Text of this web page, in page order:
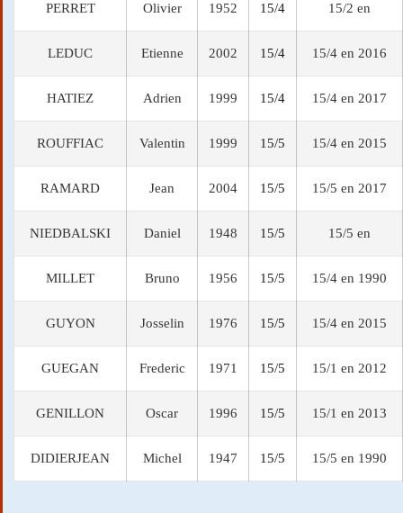
PERRET Olivier 1952 15/4 15/2 en
LEDUC Etienne 2002 15/4 15/4 en 2016
HATIEZ Adrien 1999 15/4 15/4 en 2017
ROUFFIAC Valentin 1999 15/5 15/4 en 2015
RAMARD Jean 2004 15/5 15/5 en 2017
NIEDBALSKI Daniel 1948 15/5 15/5 en
MILLET Bruno 1956 15/5 15/4 en 1990
GUYON Josselin 1976 15/5 15/4 en 2015
GUEGAN Frederic 1971 15/5 15/1 en 2012
GENILLON Oscar 1996 15/5 15/1 en 2013
DIDIERJEAN Michel 1947 15/5 15/5 en 1990